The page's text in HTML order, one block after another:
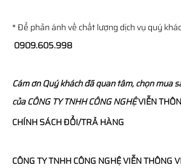
* Để phản ánh về chất lượng dịch vụ quý
0909.605.998
Cám ơn Quý khách đã quan tâm, chọn mua
củaCÔNG TY TNHH CÔNG NGHỆVIỄN
CHÍNH SÁCH ĐỔI/TRẢ HÀNG
CÔNG TY TNHH CÔNG NGHỆ VIỄN THÔNG